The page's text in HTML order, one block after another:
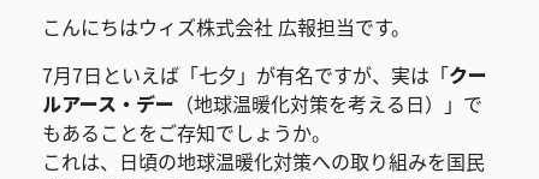
こんにちはウィズ株式会社 広報担当です。
7月7日といえば「七夕」が有名ですが、実は「クー
ルアース・デー （地球温暖化対策を考える日）」で
もあることをご存知でしょうか。
これは、日頃の地球温暖化対策への取り組みを国民